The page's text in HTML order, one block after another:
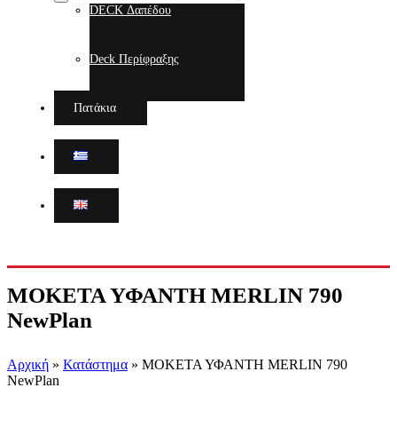
DECK Δαπέδου
Deck Περίφραξης
Πατάκια
ΜΟΚΕΤΑ ΥΦΑΝΤΗ MERLIN 790
NewPlan
Αρχική » Κατάστημα » ΜΟΚΕΤΑ ΥΦΑΝΤΗ MERLIN 790
NewPlan